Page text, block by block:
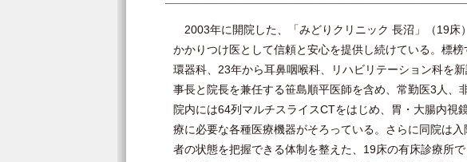
2003年に開院した、「みどりクリニック 長沼」（19床
かかりつけ医として信頼と安心を提供し続けている。標
環器科、23年から耳鼻咽喉科、リハビリテーション科を
事長と院長を兼任する笹島順平医師を含め、常勤医3人、
院内には64列マルチスライスCTをはじめ、胃・大腸内視
療に必要な各種医療機器がそろっている。さらに同院は
者の状態を把握できる体制を整えた、19床の有床診療所で